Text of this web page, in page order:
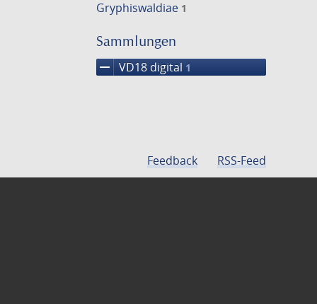
Gryphiswaldiae 1
Sammlungen
remove VD18 digital 1
Feedback RSS-Feed